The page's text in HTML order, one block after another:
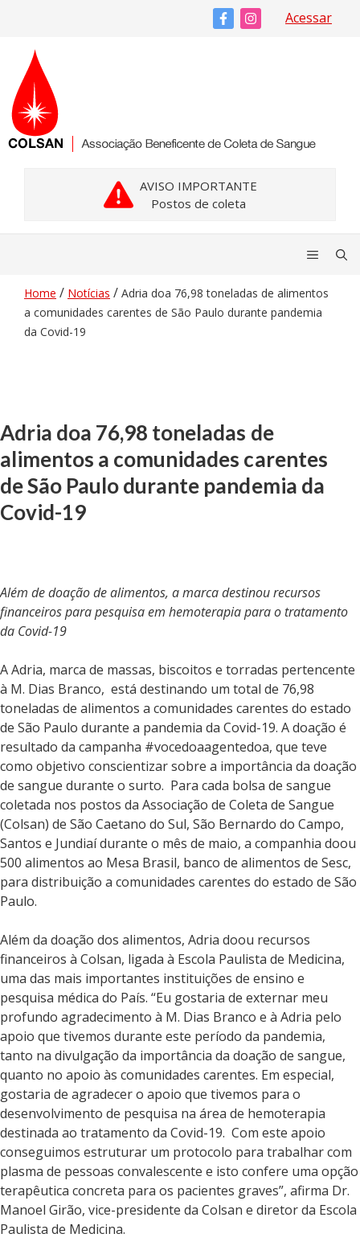
conteúdo
Acessar
AVISO IMPORTANTE
Postos de coleta
Menu
Home / Notícias / Adria doa 76,98 toneladas de alimentos
a comunidades carentes de São Paulo durante pandemia
da Covid-19
Adria doa 76,98 toneladas de
alimentos a comunidades carentes
de São Paulo durante pandemia da
Covid-19
Além de doação de alimentos, a marca destinou recursos
financeiros para pesquisa em hemoterapia para o tratamento
da Covid-19
A Adria, marca de massas, biscoitos e torradas pertencente
à M. Dias Branco, está destinando um total de 76,98
toneladas de alimentos a comunidades carentes do estado
de São Paulo durante a pandemia da Covid-19. A doação é
resultado da campanha #vocedoaagentedoa, que teve
como objetivo conscientizar sobre a importância da doação
de sangue durante o surto. Para cada bolsa de sangue
coletada nos postos da Associação de Coleta de Sangue
(Colsan) de São Caetano do Sul, São Bernardo do Campo,
Santos e Jundiaí durante o mês de maio, a companhia doou
500 alimentos ao Mesa Brasil, banco de alimentos de Sesc,
para distribuição a comunidades carentes do estado de São
Paulo.
Além da doação dos alimentos, Adria doou recursos
financeiros à Colsan, ligada à Escola Paulista de Medicina,
uma das mais importantes instituições de ensino e
pesquisa médica do País. “Eu gostaria de externar meu
profundo agradecimento à M. Dias Branco e à Adria pelo
apoio que tivemos durante este período da pandemia,
tanto na divulgação da importância da doação de sangue,
quanto no apoio às comunidades carentes. Em especial,
gostaria de agradecer o apoio que tivemos para o
desenvolvimento de pesquisa na área de hemoterapia
destinada ao tratamento da Covid-19. Com este apoio
conseguimos estruturar um protocolo para trabalhar com
plasma de pessoas convalescente e isto confere uma opção
terapêutica concreta para os pacientes graves”, afirma Dr.
Manoel Girão, vice-presidente da Colsan e diretor da Escola
Paulista de Medicina.